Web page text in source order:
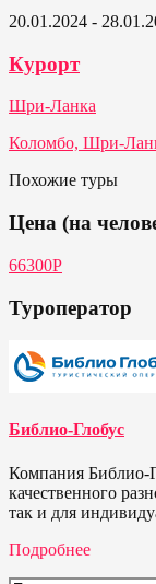
20.01.2024 -
Курорт
Шри-Ланка
Коломбо, Шри-
Похожие туры
Цена (на
66300Р
Туроператор
Библио-Глобус
Компания Библио-
качественного
так и для
Подробнее